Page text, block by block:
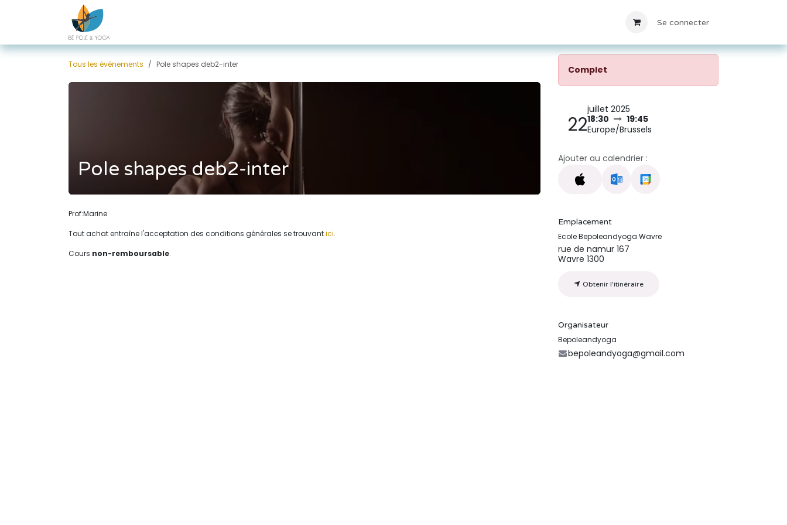
Se connecter
Tous les événements Pole shapes deb2-inter
Pole shapes deb2-inter
Prof:Marine
Tout achat entraîne l'acceptation des conditions générales se trouvantici.
Cours non-remboursable.
Complet
22
juillet 2025
18:30
19:45
Europe/Brussels
Ajouter au calendrier :
Emplacement
Ecole Bepoleandyoga Wavre
rue de namur 167
Wavre 1300
Obtenir l'itinéraire
Organisateur
Bepoleandyoga
bepoleandyoga@gmail.com